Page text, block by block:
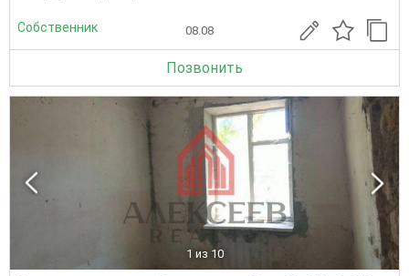
Собственник 08.08
Позвонить
1 из 10